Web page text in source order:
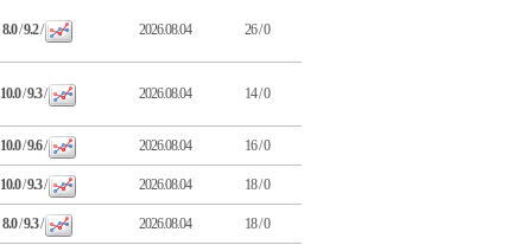
8.0/9.2/ 2026.08.04 26 / 0
10.0/9.3/ 2026.08.04 14 / 0
10.0/9.6/ 2026.08.04 16 / 0
10.0/9.3/ 2026.08.04 18 / 0
8.0/9.3/ 2026.08.04 18 / 0